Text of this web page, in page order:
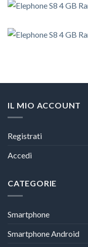
IL MIO ACCOUNT
Registrati
Accedi
CATEGORIE
Smartphone
Smartphone Android